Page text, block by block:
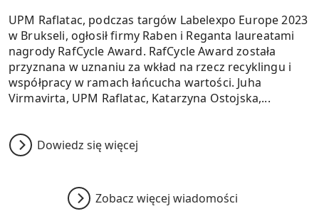
UPM Raflatac, podczas targów Labelexpo Europe 2023
w Brukseli, ogłosił firmy Raben i Reganta laureatami
nagrody RafCycle Award. RafCycle Award została
przyznana w uznaniu za wkład na rzecz recyklingu i
współpracy w ramach łańcucha wartości. Juha
Virmavirta, UPM Raflatac, Katarzyna Ostojska,...
Dowiedz się więcej
Zobacz więcej wiadomości